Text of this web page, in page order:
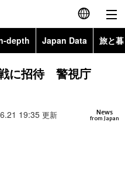
English
简体字
depth Japan Data 旅と
Topics
に招待 警視庁
News
from Japan
19:35 更新